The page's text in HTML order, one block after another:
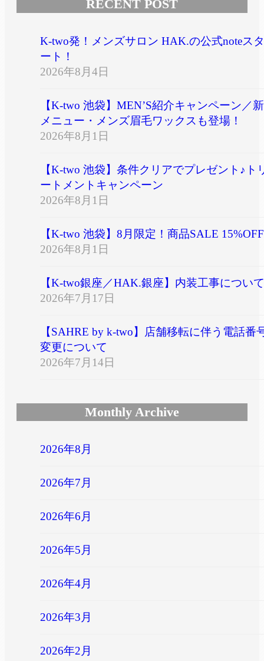
RECENT POST
K-two発！メンズサロン HAK.の公式noteスタ
ート！
2026年8月4日
【K-two 池袋】MEN’S紹介キャンペーン／新
メニュー・メンズ眉毛ワックスも登場！
2026年8月1日
【K-two 池袋】条件クリアでプレゼント♪ト
ートメントキャンペーン
2026年8月1日
【K-two 池袋】8月限定！商品SALE 15%OFF
2026年8月1日
【K-two銀座／HAK.銀座】内装工事について
2026年7月17日
【SAHRE by k-two】店舗移転に伴う電話番
変更について
2026年7月14日
Monthly Archive
2026年8月
2026年7月
2026年6月
2026年5月
2026年4月
2026年3月
2026年2月